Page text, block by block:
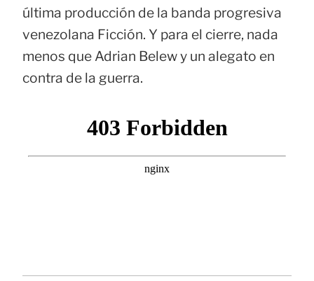
última producción de la banda progresiva
venezolana Ficción. Y para el cierre, nada
menos que Adrian Belew y un alegato en
contra de la guerra.